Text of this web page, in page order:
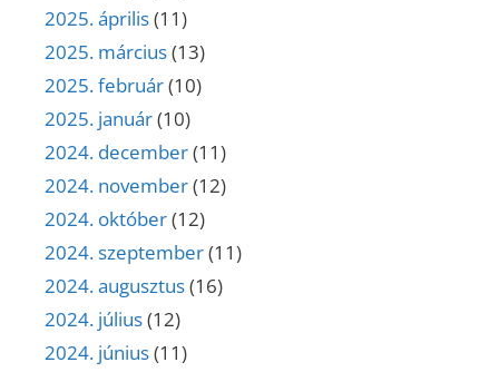
2025. április(11)
2025. március(13)
2025. február(10)
2025. január(10)
2024. december(11)
2024. november(12)
2024. október(12)
2024. szeptember(11)
2024. augusztus(16)
2024. július(12)
2024. június(11)